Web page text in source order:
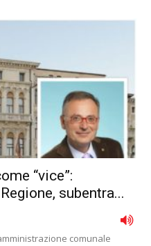
“vice”:
subentra...
comunale